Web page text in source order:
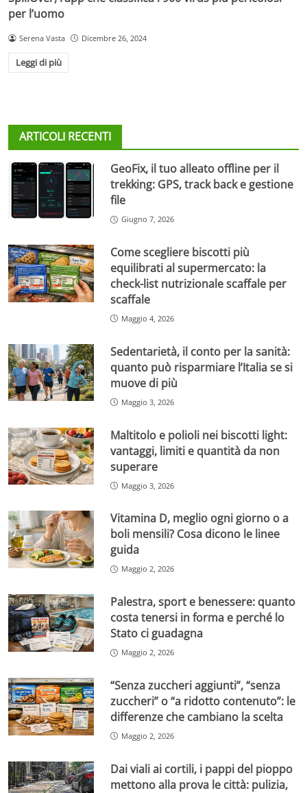
per l’uomo
Serena Vasta Dicembre 26, 2024
Leggi di più
ARTICOLI RECENTI
GeoFix, il tuo alleato offline per il
trekking: GPS, track back e gestione
file
Giugno 7, 2026
Come scegliere biscotti più
equilibrati al supermercato: la
check-list nutrizionale scaffale per
scaffale
Maggio 4, 2026
Sedentarietà, il conto per la sanità:
quanto può risparmiare l’Italia se si
muove di più
Maggio 3, 2026
Maltitolo e polioli nei biscotti light:
vantaggi, limiti e quantità da non
superare
Maggio 3, 2026
Vitamina D, meglio ogni giorno o a
boli mensili? Cosa dicono le linee
guida
Maggio 2, 2026
Palestra, sport e benessere: quanto
costa tenersi in forma e perché lo
Stato ci guadagna
Maggio 2, 2026
“Senza zuccheri aggiunti”, “senza
zuccheri” o “a ridotto contenuto”: le
differenze che cambiano la scelta
Maggio 2, 2026
Dai viali ai cortili, i pappi del pioppo
mettono alla prova le città: pulizia,